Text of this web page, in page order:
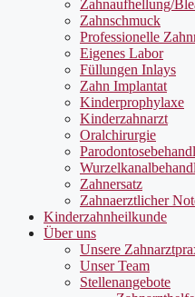
Zahnaufhellung/
Zahnschmuck
Professionelle
Eigenes Labor
Füllungen Inlays
Zahn Implantat
Kinderprophylaxe
Kinderzahnarzt
Oralchirurgie
Zahnersatz
Zahnaerztlicher
Kinderzahnheilkunde
Über uns
Unsere
Unser Team
Stellenangebote